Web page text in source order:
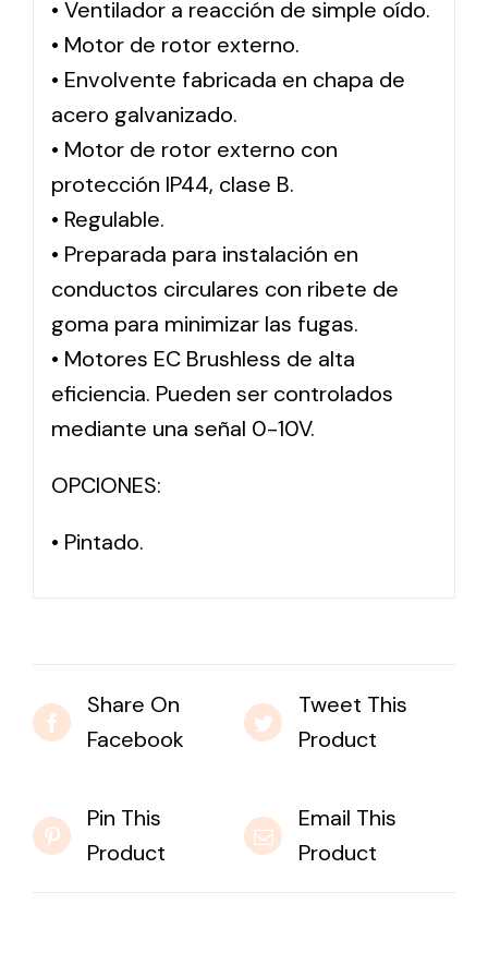
Solar lighting
Variety of solar solutions for all kinds of needs.
• Ventilador a reacción de simple oído.
• Motor de rotor externo.
• Envolvente fabricada en chapa de
acero galvanizado.
• Motor de rotor externo con
protección IP44, clase B.
• Regulable.
• Preparada para instalación en
conductos circulares con ribete de
goma para minimizar las fugas.
• Motores EC Brushless de alta
eficiencia. Pueden ser controlados
mediante una señal 0-10V.
OPCIONES:
• Pintado.
Share On
Facebook
Tweet This
Product
Pin This
Product
Email This
Product